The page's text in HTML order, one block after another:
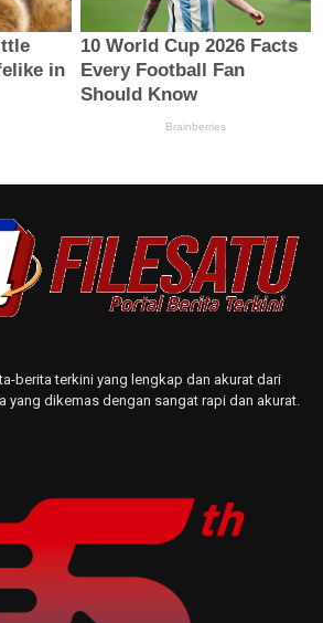
berita terkini yang lengkap dan akurat dari
yang dikemas dengan sangat rapi dan akurat.